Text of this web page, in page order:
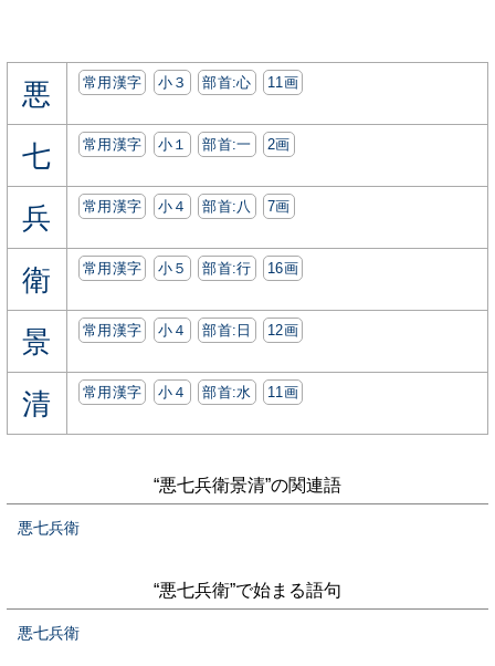
悪 常用漢字 小３ 部首:⼼ 11画
七 常用漢字 小１ 部首:⼀ 2画
兵 常用漢字 小４ 部首:⼋ 7画
衛 常用漢字 小５ 部首:⾏ 16画
景 常用漢字 小４ 部首:⽇ 12画
清 常用漢字 小４ 部首:⽔ 11画
“悪七兵衛景清”の関連語
悪七兵衛
“悪七兵衛”で始まる語句
悪七兵衛